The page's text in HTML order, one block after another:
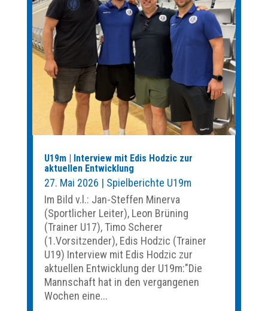
U19m | Interview mit Edis Hodzic zur
aktuellen Entwicklung
27. Mai 2026 | Spielberichte U19m
Im Bild v.l.: Jan-Steffen Minerva
(Sportlicher Leiter), Leon Brüning
(Trainer U17), Timo Scherer
(1.Vorsitzender), Edis Hodzic (Trainer
U19) Interview mit Edis Hodzic zur
aktuellen Entwicklung der U19m:"Die
Mannschaft hat in den vergangenen
Wochen eine...